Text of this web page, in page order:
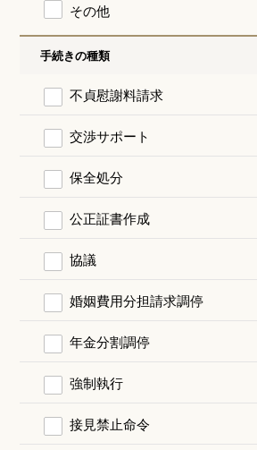
その他
手続きの種類
不貞慰謝料請求
交渉サポート
保全処分
公正証書作成
協議
婚姻費用分担請求調停
年金分割調停
強制執行
接見禁止命令